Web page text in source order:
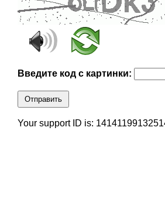
Введите код с картинки:
Отправить
Your support ID is: